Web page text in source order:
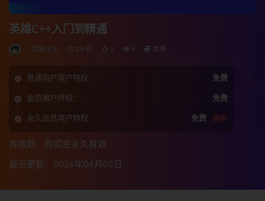
英雄C++入门到精通
后端开发 2年前 0 4 免费
普通用户用户特权： 免费
会员用户特权： 免费
永久会员用户特权： 免费 推荐
有效期：购买后永久有效
最近更新：2026年04月02日